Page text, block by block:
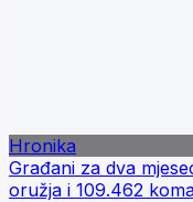
Hronika
Građani za dva
oružja i 109.462